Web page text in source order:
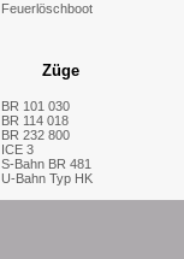
Feuerlöschboot
Züge
BR 101 030
BR 114 018
BR 232 800
ICE 3
S-Bahn BR 481
U-Bahn Typ HK